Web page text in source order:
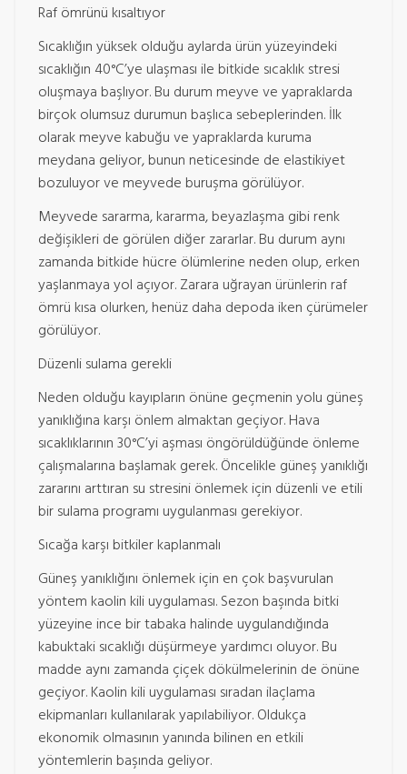
Raf ömrünü kısaltıyor
Sıcaklığın yüksek olduğu aylarda ürün yüzeyindeki
sıcaklığın 40°C’ye ulaşması ile bitkide sıcaklık stresi
oluşmaya başlıyor. Bu durum meyve ve yapraklarda
birçok olumsuz durumun başlıca sebeplerinden. İlk
olarak meyve kabuğu ve yapraklarda kuruma
meydana geliyor, bunun neticesinde de elastikiyet
bozuluyor ve meyvede buruşma görülüyor.
Meyvede sararma, kararma, beyazlaşma gibi renk
değişikleri de görülen diğer zararlar. Bu durum aynı
zamanda bitkide hücre ölümlerine neden olup, erken
yaşlanmaya yol açıyor. Zarara uğrayan ürünlerin raf
ömrü kısa olurken, henüz daha depoda iken çürümeler
görülüyor.
Düzenli sulama gerekli
Neden olduğu kayıpların önüne geçmenin yolu güneş
yanıklığına karşı önlem almaktan geçiyor. Hava
sıcaklıklarının 30°C’yi aşması öngörüldüğünde önleme
çalışmalarına başlamak gerek. Öncelikle güneş yanıklığı
zararını arttıran su stresini önlemek için düzenli ve etili
bir sulama programı uygulanması gerekiyor.
Sıcağa karşı bitkiler kaplanmalı
Güneş yanıklığını önlemek için en çok başvurulan
yöntem kaolin kili uygulaması. Sezon başında bitki
yüzeyine ince bir tabaka halinde uygulandığında
kabuktaki sıcaklığı düşürmeye yardımcı oluyor. Bu
madde aynı zamanda çiçek dökülmelerinin de önüne
geçiyor. Kaolin kili uygulaması sıradan ilaçlama
ekipmanları kullanılarak yapılabiliyor. Oldukça
ekonomik olmasının yanında bilinen en etkili
yöntemlerin başında geliyor.